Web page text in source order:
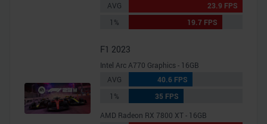
AVG
23.9 FPS
1%
19.7 FPS
F1 2023
Intel Arc A770 Graphics - 16GB
AVG
40.6 FPS
1%
35 FPS
AMD Radeon RX 7800 XT - 16GB